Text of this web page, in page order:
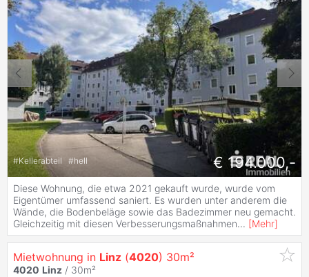
#Kellerabteil #hell € 194.000,-
Diese Wohnung, die etwa 2021 gekauft wurde, wurde vom
Eigentümer umfassend saniert. Es wurden unter anderem die
Wände, die Bodenbeläge sowie das Badezimmer neu gemacht.
Gleichzeitig mit diesen Verbesserungsmaßnahmen... [Mehr]
Mietwohnung in Linz (4020) 30m²
4020 Linz / 30m²